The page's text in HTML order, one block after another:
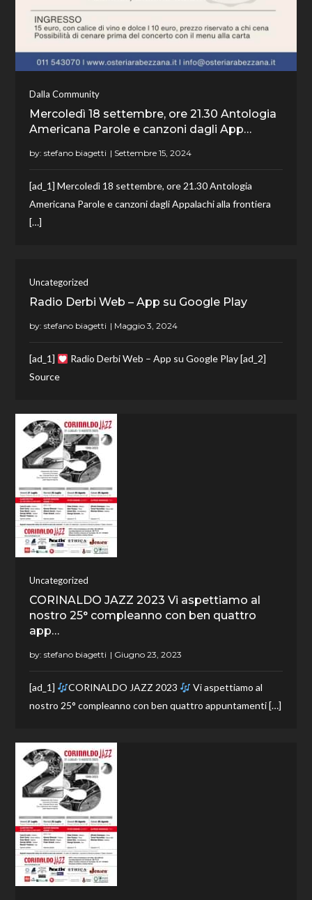
Dalla Community
Mercoledì 18 settembre, ore 21.30 Antologia
Americana Parole e canzoni dagli App…
by:stefano biagetti
[ad_1] Mercoledì 18 settembre, ore 21.30 Antologia
Americana Parole e canzoni dagli Appalachi alla frontiera
[…]
Uncategorized
Radio Derbi Web – App su Google Play
by:stefano biagetti
[ad_1]
Radio Derbi Web – App su Google Play [ad_2]
Source
Uncategorized
CORINALDO JAZZ 2023 Vi aspettiamo al
nostro 25° compleanno con ben quattro
app…
by:stefano biagetti
[ad_1] CORINALDO JAZZ 2023
Vi aspettiamo al
nostro 25° compleanno con ben quattro appuntamenti […]